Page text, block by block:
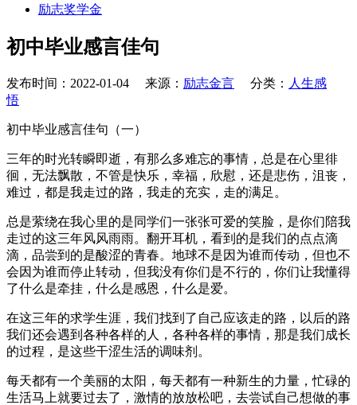
励志奖学金
初中毕业感言佳句
发布时间：2022-01-04 来源： 励志金言 分类： 人生感
悟
初中毕业感言佳句（一）
三年的时光转瞬即逝，有那么多难忘的事情，总是在心里徘
徊，无法飘散，不管是快乐，幸福，欣慰，还是悲伤，沮丧，
难过，都是我走过的路，我走的充实，走的满足。
总是萦绕在我心里的是同学们一张张可爱的笑脸，是你们陪我
走过的这三年风风雨雨。翻开耳机，看到的是我们的点点滴
滴，品尝到的是酸涩的青春。地球不是因为谁而传动，但也不
会因为谁而停止转动，但我没有你们是不行的，你们让我懂得
了什么是牵挂，什么是感恩，什么是爱。
在这三年的求学生涯，我们找到了自己应该走的路，以后的路
我们还会遇到各种各样的人，各种各样的事情，那是我们成长
的过程，是这些干涩生活的调味剂。
每天都有一个美丽的太阳，每天都有一种新生的力量，忙碌的
生活马上就要过去了，激情的放放松吧，去尝试自己想做的事